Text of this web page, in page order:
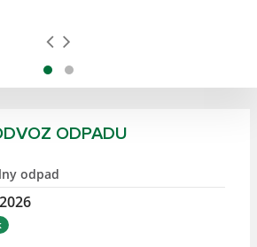
ODPADU
odpad